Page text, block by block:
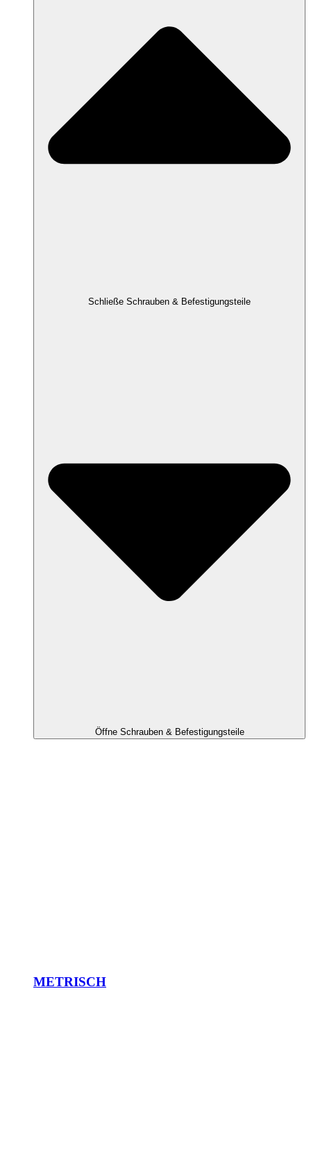
Schließe Schrauben & Befestigungsteile
Öffne Schrauben & Befestigungsteile
METRISCH